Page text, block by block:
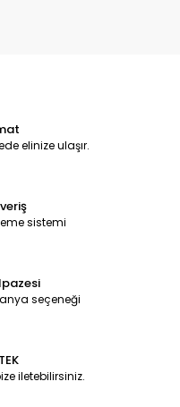
elinize ulaşır.
sistemi
seçeneği
iletebilirsiniz.